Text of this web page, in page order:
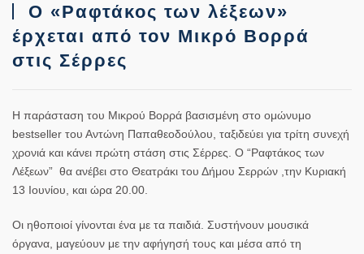
Ο «Ραφτάκος των λέξεων»
έρχεται από τον Μικρό Βορρά
στις Σέρρες
Η παράσταση του Μικρού Βορρά βασισμένη στο ομώνυμο
bestseller του Αντώνη Παπαθεοδούλου, ταξιδεύει για τρίτη συνεχή
χρονιά και κάνει πρώτη στάση στις Σέρρες. Ο “Ραφτάκος των
Λέξεων” θα ανέβει στο Θεατράκι του Δήμου Σερρών ,την Κυριακή
13 Ιουνίου, και ώρα 20.00.
Οι ηθοποιοί γίνονται ένα με τα παιδιά. Συστήνουν μουσικά
όργανα, μαγεύουν με την αφήγησή τους και μέσα από τη